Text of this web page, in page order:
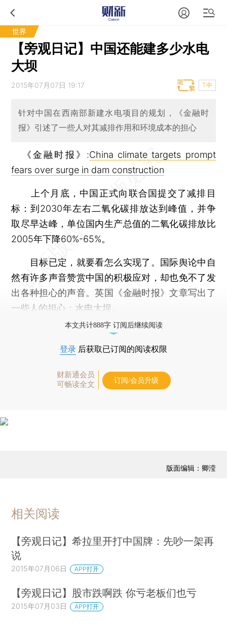
世界
【旁观日记】中国还能建多少水电
大坝
2015年07月07日 19:17 T中
针对中国在西南部新建水电项目的规划，《金融时
报》引述了一些人对其减排作用和环境成本的担心
《金融时报》:China climate targets prompt
fears over surge in dam construction
上个月底，中国正式向联合国提交了减排目
标：到2030年左右二氧化碳排放达到峰值，并争
取尽早达峰，单位国内生产总值的二氧化碳排放比
2005年下降60%-65%。
目标已定，就要看怎么实现了。国际舆论中自
然有许多声音赞赏中国的积极应对，却也免不了发
出各种担心的声音。英国《金融时报》文章写出了
一些人的担心：水电大坝。
本文共计888字 订阅后继续阅读
登录 后获取已订阅的阅读权限
财新通会员
可畅读全文
订阅/会员升级
版面编辑：卿滢
相关阅读
【旁观日记】希拉里开打中国牌：先吵一架再
说
2015年07月06日 APP打开
【旁观日记】股市跌啊跌 你亏老板们也亏
2015年07月03日 APP打开